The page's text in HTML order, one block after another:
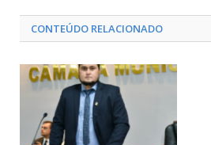
CONTEÚDO RELACIONADO